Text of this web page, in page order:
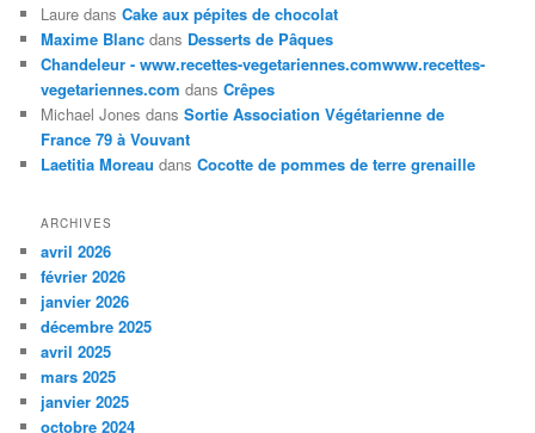
Laure dansCake aux pépites de chocolat
Maxime Blanc dans Desserts de Pâques
Chandeleur - www.recettes-vegetariennes.comwww.recettes-
vegetariennes.com dansCrêpes
Michael Jones dansSortie Association Végétarienne de
France 79 à Vouvant
Laetitia Moreau dansCocotte de pommes de terre grenaille
ARCHIVES
avril 2026
février 2026
janvier 2026
décembre 2025
avril 2025
mars 2025
janvier 2025
octobre 2024